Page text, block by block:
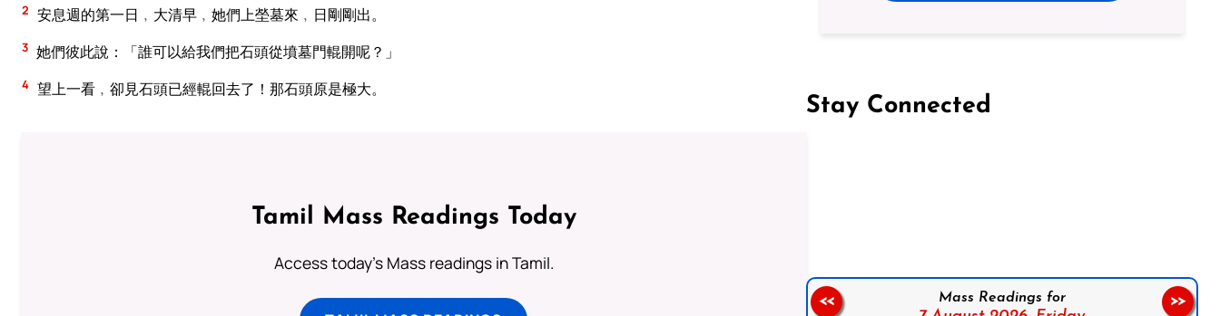
2 安息週的第一日﹐大清早﹐她們上塋墓來﹐日剛剛出。
3 她們彼此說：「誰可以給我們把石頭從墳墓門輥開呢？」
4 望上一看﹐卻見石頭已經輥回去了！那石頭原是極大。
Tamil Mass Readings Today
Access today's Mass readings in Tamil.
Stay Connected
Mass Readings for
<< >>